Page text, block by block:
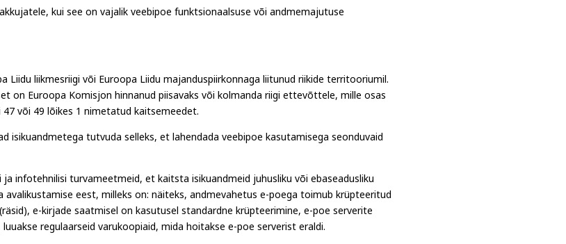
kui see on vajalik veebipoe funktsionaalsuse või andmemajutuse
liikmesriigi või Euroopa Liidu majanduspiirkonnaga liitunud riikide territooriumil.
on Euroopa Komisjon hinnanud piisavaks või kolmanda riigi ettevõttele, mille osas
või 49 lõikes 1 nimetatud kaitsemeedet.
isikuandmetega tutvuda selleks, et lahendada veebipoe kasutamisega seonduvaid
infotehnilisi turvameetmeid, et kaitsta isikuandmeid juhusliku või ebaseadusliku
eest, milleks on: näiteks, andmevahetus e-poega toimub krüpteeritud
e-kirjade saatmisel on kasutusel standardne krüpteerimine, e-poe serverite
regulaarseid varukoopiaid, mida hoitakse e-poe serverist eraldi.